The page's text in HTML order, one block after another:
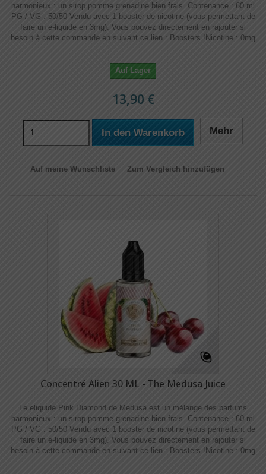
harmonieux : un sirop pomme grenadine bien frais. Contenance : 60 ml
PG / VG : 50/50 Vendu avec 1 booster de nicotine (vous permettant de
faire un e-liquide en 3mg). Vous pouvez directement en rajouter si
besoin à cette commande en suivant ce lien : Boosters !​​ Nicotine : 0mg
Auf Lager
13,90 €
In den Warenkorb Mehr
Auf meine Wunschliste Zum Vergleich hinzufügen
Concentré Alien 30 ML - The Medusa Juice
Le eliquide Pink Diamond de Medusa est un mélange des parfums
harmonieux : un sirop pomme grenadine bien frais. Contenance : 60 ml
PG / VG : 50/50 Vendu avec 1 booster de nicotine (vous permettant de
faire un e-liquide en 3mg). Vous pouvez directement en rajouter si
besoin à cette commande en suivant ce lien : Boosters !​​ Nicotine : 0mg